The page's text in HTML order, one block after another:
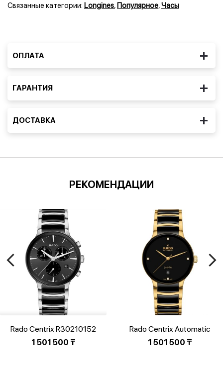
Связанные категории: Longines, Популярное,Часы
ОПЛАТА
ГАРАНТИЯ
ДОСТАВКА
РЕКОМЕНДАЦИИ
Rado Centrix R30210152
1 501 500 ₸
Rado Centrix Automatic
Diamonds R30008712
1 501 500 ₸